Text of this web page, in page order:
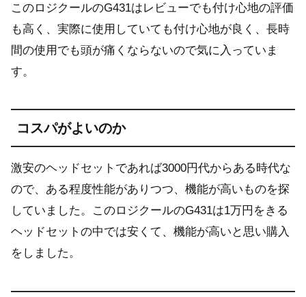
このロジクールのG431はレビューでも付け心地の評価
も高く、実際に使用していても付け心地が良く、長時
間の使用でも頭が痛くならないので気に入っていま
す。
コスパがよいのか
激安のヘッドセットであれば3000円代からある時代な
ので、ある程度性能がありつつ、機能が高いものを探
していました。このロジクールのG431は1万円をきる
ヘッドセットの中では安くて、機能が高いと思い購入
をしました。